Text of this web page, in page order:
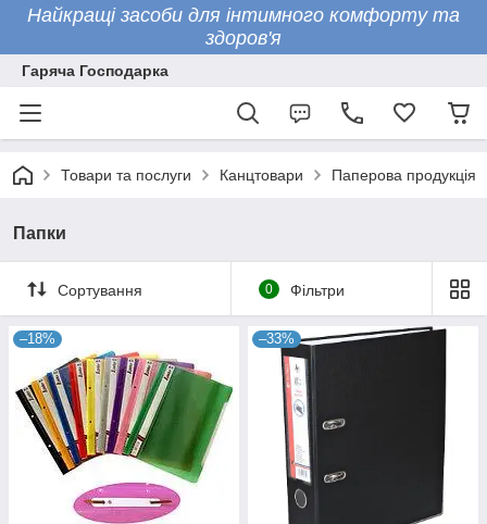
Найкращі засоби для інтимного комфорту та
здоров'я
Гаряча Господарка
Товари та послуги Канцтовари Паперова продукція
Папки
Сортування 0 Фільтри
–18% –33%